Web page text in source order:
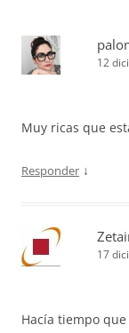
12
Muy ricas que
Responder ↓
17
Hacía tiempo